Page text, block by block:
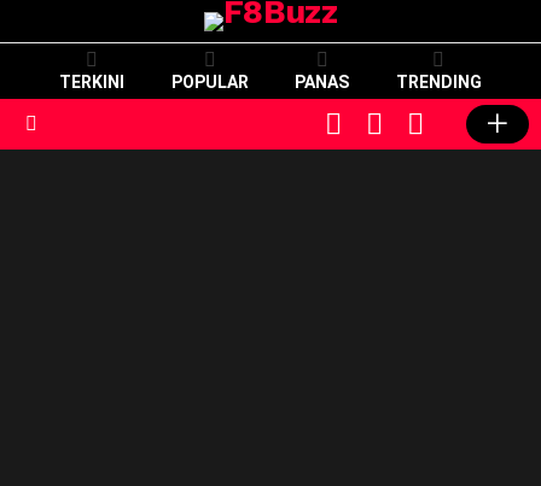
TERKINI POPULAR PANAS TRENDING
SWITCH
SKIN
CART LOGIN